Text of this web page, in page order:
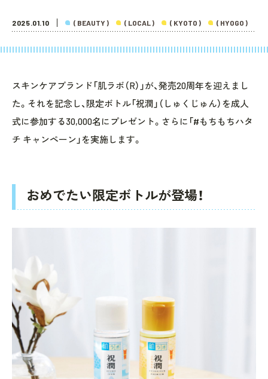
2025.01.10 ( BEAUTY ) ( LOCAL ) ( KYOTO ) ( HYOGO )
スキンケアブランド「肌ラボ（R）」が、発売20周年を迎えまし
た。それを記念し、限定ボトル「祝潤」（しゅくじゅん）を成人
式に参加する30,000名にプレゼント。さらに「#もちもちハタ
チ キャンペーン」を実施します。
おめでたい限定ボトルが登場！